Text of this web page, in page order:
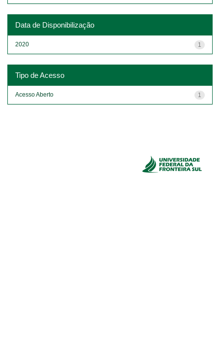
Data de Disponibilização
1
2020
Tipo de Acesso
1
Acesso Aberto